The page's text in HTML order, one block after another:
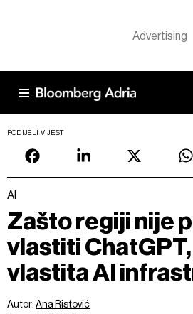
PODIJELI VIJEST
AI
Zašto regiji nije
vlastiti
vlastita AI
Autor:Ana Ristović